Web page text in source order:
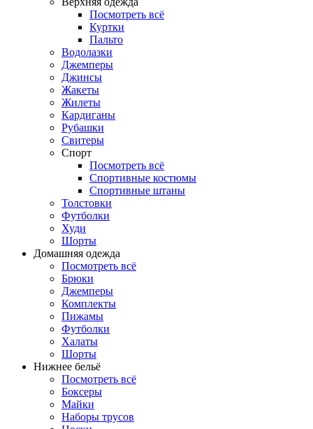
Посмотреть всё
Куртки
Пальто
Водолазки
Джемперы
Джинсы
Жакеты
Жилеты
Кардиганы
Рубашки
Свитеры
Спорт
Посмотреть всё
Спортивные костюмы
Спортивные штаны
Толстовки
Футболки
Худи
Шорты
Домашняя одежда
Посмотреть всё
Брюки
Джемперы
Комплекты
Пижамы
Футболки
Халаты
Шорты
Нижнее бельё
Посмотреть всё
Боксеры
Майки
Наборы трусов